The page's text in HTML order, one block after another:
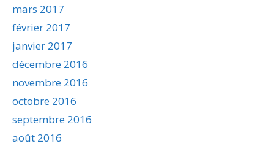
mars 2017
février 2017
janvier 2017
décembre 2016
novembre 2016
octobre 2016
septembre 2016
août 2016